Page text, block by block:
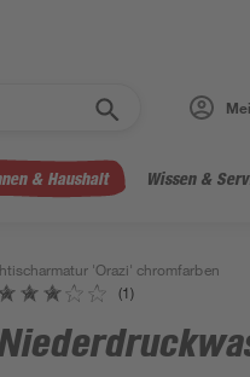
& Haushalt Wissen &
'Orazi' chromfarben
(1)